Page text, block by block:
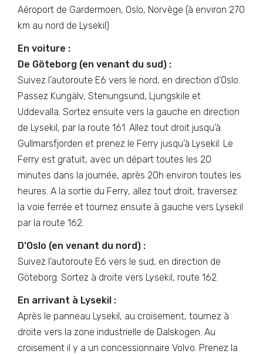
Aéroport de Gardermoen, Oslo, Norvège (à environ 270
km au nord de Lysekil)
En voiture :
De Göteborg (en venant du sud) :
Suivez l’autoroute E6 vers le nord, en direction d’Oslo.
Passez Kungälv, Stenungsund, Ljungskile et
Uddevalla. Sortez ensuite vers la gauche en direction
de Lysekil, par la route 161. Allez tout droit jusqu’à
Gullmarsfjorden et prenez le Ferry jusqu’à Lysekil. Le
Ferry est gratuit, avec un départ toutes les 20
minutes dans la journée, après 20h environ toutes les
heures. A la sortie du Ferry, allez tout droit, traversez
la voie ferrée et tournez ensuite à gauche vers Lysekil
par la route 162.
D’Oslo (en venant du nord) :
Suivez l’autoroute E6 vers le sud, en direction de
Göteborg. Sortez à droite vers Lysekil, route 162.
En arrivant à Lysekil :
Après le panneau Lysekil, au croisement, tournez à
droite vers la zone industrielle de Dalskogen. Au
croisement il y a un concessionnaire Volvo. Prenez la